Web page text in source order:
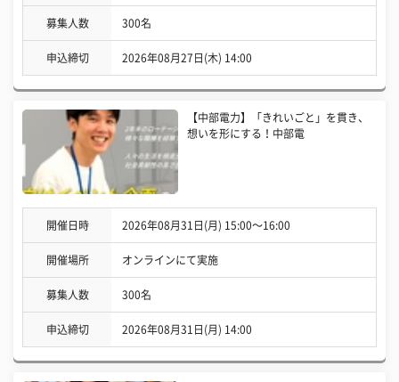
募集人数 300名
申込締切 2026年08月27日(木) 14:00
【中部電力】「きれいごと」を貫き、
想いを形にする！中部電
開催日時 2026年08月31日(月) 15:00〜16:00
開催場所 オンラインにて実施
募集人数 300名
申込締切 2026年08月31日(月) 14:00